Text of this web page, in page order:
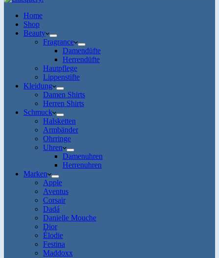
Home
Shop
Beauty
Fragrance
Damendüfte
Herrendüfte
Hautpflege
Lippenstifte
Kleidung
Damen Shirts
Herren Shirts
Schmuck
Halsketten
Armbänder
Ohrringe
Uhren
Damenuhren
Herrenuhren
Marken
Apple
Aventus
Corsair
Dadá
Danielle Mouche
Dior
Élodie
Festina
Maddoxx